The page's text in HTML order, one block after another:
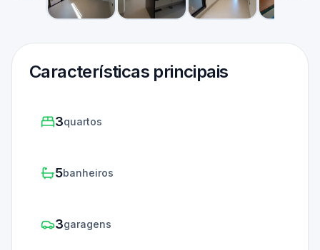
Características principais
3quartos
5banheiros
3garagens